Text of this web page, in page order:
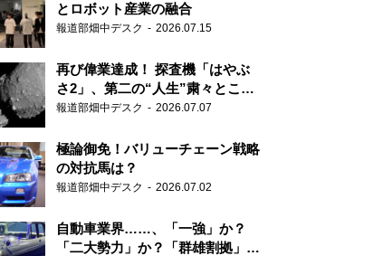
とロボット産業の融合
報道部畑中デスク 2026.07.15
再び偉業達成！ 探査機「はやぶ
さ2」、第二の“人生”粛々とこな
す
報道部畑中デスク 2026.07.07
極論御免！バリューチェーン戦略
の対抗馬は？
報道部畑中デスク 2026.07.02
自動車業界……、「一強」か？
「二大勢力」か？「群雄割拠」